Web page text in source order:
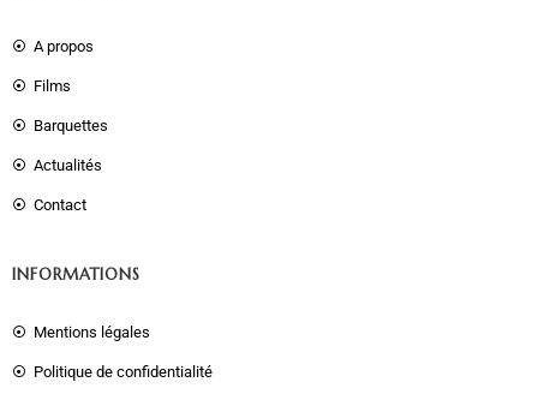
A propos
Films
Barquettes
Actualités
Contact
INFORMATIONS
Mentions légales
Politique de confidentialité